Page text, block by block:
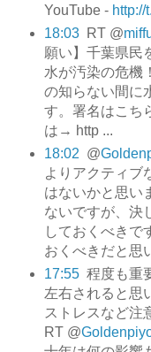
YouTube - http://
18:03
RT @
願い】千葉県民
水が汚染の危機
の知らない間に
す。署名はこち
は→ http ...
18:02 @
よりアクティブ
はないかと思い
ないですが、決
しておくべきで
おくべきだと思
17:55 程度も重
左右されると思
ストレスなど注
RT @